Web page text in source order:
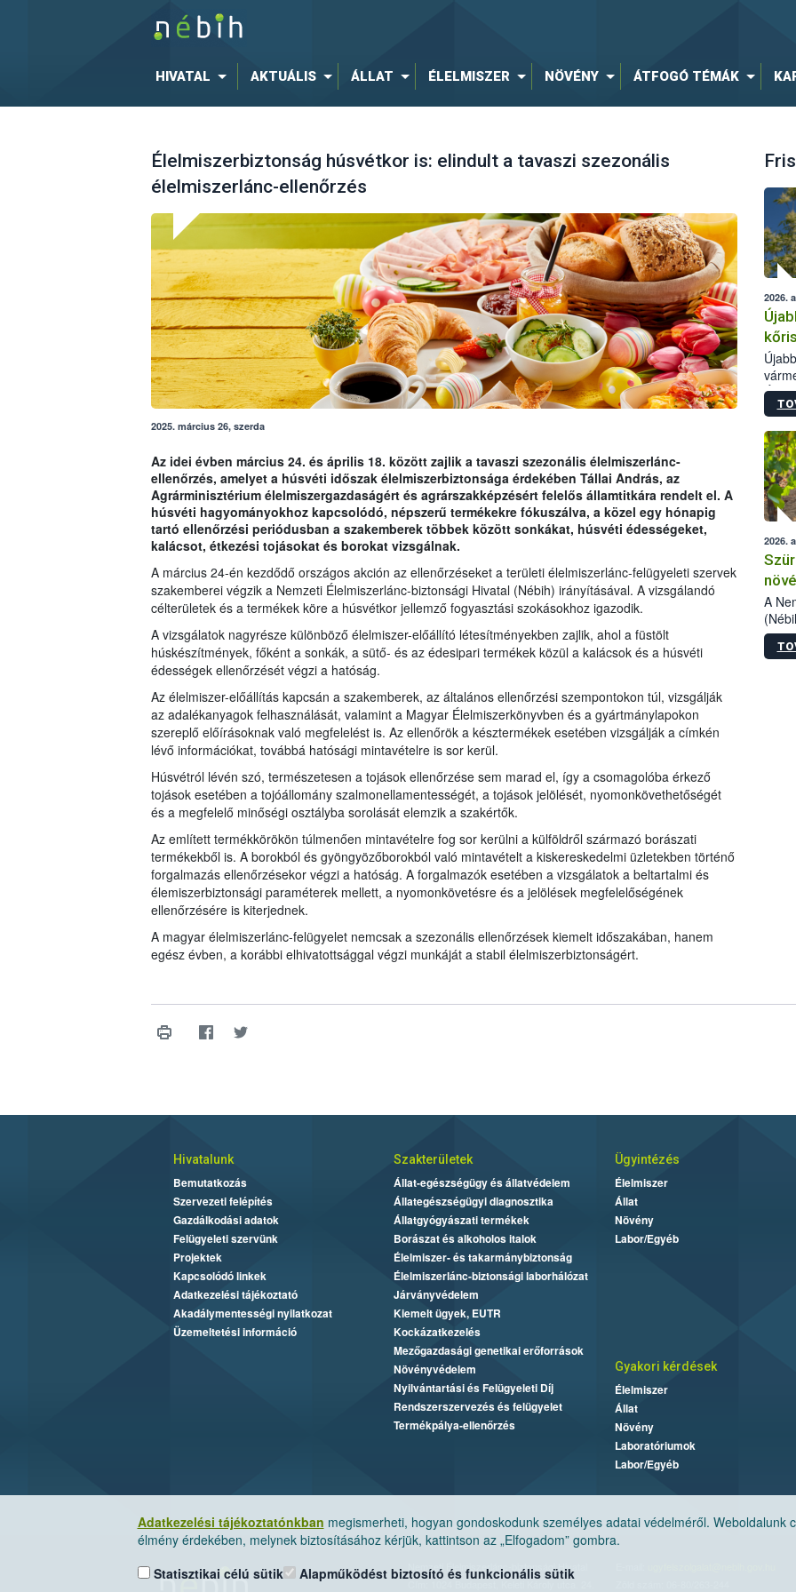
HIVATAL AKTUÁLIS ÁLLAT ÉLELMISZER NÖVÉNY ÁTFOGÓ TÉMÁK
Élelmiszerbiztonság húsvétkor is: elindult a tavaszi szezonális
élelmiszerlánc-ellenőrzés
2025. március 26, szerda
Az idei évben március 24. és április 18. között zajlik a tavaszi szezonális élelmiszerlánc-
ellenőrzés, amelyet a húsvéti időszak élelmiszerbiztonsága érdekében Tállai András, az
Agrárminisztérium élelmiszergazdaságért és agrárszakképzésért felelős államtitkára rendelt el. A
húsvéti hagyományokhoz kapcsolódó, népszerű termékekre fókuszálva, a közel egy hónapig
tartó ellenőrzési periódusban a szakemberek többek között sonkákat, húsvéti édességeket,
kalácsot, étkezési tojásokat és borokat vizsgálnak.
A március 24-én kezdődő országos akción az ellenőrzéseket a területi élelmiszerlánc-felügyeleti szervek
szakemberei végzik a Nemzeti Élelmiszerlánc-biztonsági Hivatal (Nébih) irányításával. A vizsgálandó
célterületek és a termékek köre a húsvétkor jellemző fogyasztási szokásokhoz igazodik.
A vizsgálatok nagyrésze különböző élelmiszer-előállító létesítményekben zajlik, ahol a füstölt
húskészítmények, főként a sonkák, a sütő- és az édesipari termékek közül a kalácsok és a húsvéti
édességek ellenőrzését végzi a hatóság.
Az élelmiszer-előállítás kapcsán a szakemberek, az általános ellenőrzési szempontokon túl, vizsgálják
az adalékanyagok felhasználását, valamint a Magyar Élelmiszerkönyvben és a gyártmánylapokon
szereplő előírásoknak való megfelelést is. Az ellenőrök a késztermékek esetében vizsgálják a címkén
lévő információkat, továbbá hatósági mintavételre is sor kerül.
Húsvétról lévén szó, természetesen a tojások ellenőrzése sem marad el, így a csomagolóba érkező
tojások esetében a tojóállomány szalmonellamentességét, a tojások jelölését, nyomonkövethetőségét
és a megfelelő minőségi osztályba sorolását elemzik a szakértők.
Az említett termékkörökön túlmenően mintavételre fog sor kerülni a külföldről származó borászati
termékekből is. A borokból és gyöngyözőborokból való mintavételt a kiskereskedelmi üzletekben történő
forgalmazás ellenőrzésekor végzi a hatóság. A forgalmazók esetében a vizsgálatok a beltartalmi és
élemiszerbiztonsági paraméterek mellett, a nyomonkövetésre és a jelölések megfelelőségének
ellenőrzésére is kiterjednek.
A magyar élelmiszerlánc-felügyelet nemcsak a szezonális ellenőrzések kiemelt időszakában, hanem
egész évben, a korábbi elhivatottsággal végzi munkáját a stabil élelmiszerbiztonságért.
2026.
2026.
A
Adatkezelési tájékoztatónkban megismerheti, hogyan gondoskodunk személyes adatai védelméről. Weboldalunk
élmény érdekében, melynek biztosításához kérjük, kattintson az „Elfogadom” gombra.
Statisztikai célú sütik
Alapműködést biztosító és funkcionális sütik
Hivatalunk
Bemutatkozás
Szervezeti felépítés
Gazdálkodási adatok
Felügyeleti szervünk
Projektek
Kapcsolódó linkek
Adatkezelési tájékoztató
Akadálymentességi nyilatkozat
Üzemeltetési információ
Szakterületek
Állat-egészségügy és állatvédelem
Állategészségügyi diagnosztika
Állatgyógyászati termékek
Borászat és alkoholos italok
Élelmiszer- és takarmánybiztonság
Élelmiszerlánc-biztonsági laborhálózat
Járványvédelem
Kiemelt ügyek, EUTR
Kockázatkezelés
Mezőgazdasági genetikai erőforrások
Növényvédelem
Nyilvántartási és Felügyeleti Díj
Rendszerszervezés és felügyelet
Termékpálya-ellenőrzés
Ügyintézés
Élelmiszer
Állat
Növény
Labor/Egyéb
Gyakori kérdések
Élelmiszer
Állat
Növény
Laboratóriumok
Labor/Egyéb
Nemzeti Élelmiszerlánc-biztonsági Hivatal